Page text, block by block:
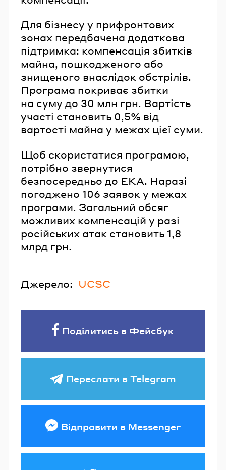
Для бізнесу у прифронтових
зонах передбачена додаткова
підтримка: компенсація збитків
майна, пошкодженого або
знищеного внаслідок обстрілів.
Програма покриває збитки
на суму до 30 млн грн. Вартість
участі становить 0,5% від
вартості майна у межах цієї суми.
Щоб скористатися програмою,
потрібно звернутися
безпосередньо до ЕКА. Наразі
погоджено 106 заявок у межах
програми. Загальний обсяг
можливих компенсацій у разі
російських атак становить 1,8
млрд грн.
Джерело: UCSC
Поділитись в Фейсбук
Переслати в Telegram
Відправити в Messenger